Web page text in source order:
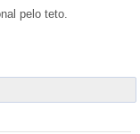
pelo teto.